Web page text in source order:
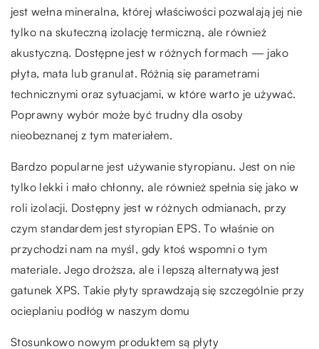
jest wełna mineralna, której właściwości pozwalają jej nie
tylko na skuteczną izolację termiczną, ale również
akustyczną. Dostępne jest w różnych formach — jako
płyta, mata lub granulat. Różnią się parametrami
technicznymi oraz sytuacjami, w które warto je używać.
Poprawny wybór może być trudny dla osoby
nieobeznanej z tym materiałem.
Bardzo popularne jest używanie styropianu. Jest on nie
tylko lekki i mało chłonny, ale również spełnia się jako w
roli izolacji. Dostępny jest w różnych odmianach, przy
czym standardem jest styropian EPS. To właśnie on
przychodzi nam na myśl, gdy ktoś wspomni o tym
materiale. Jego droższa, ale i lepszą alternatywą jest
gatunek XPS. Takie płyty sprawdzają się szczególnie przy
ocieplaniu podłóg w naszym domu
Stosunkowo nowym produktem są płyty